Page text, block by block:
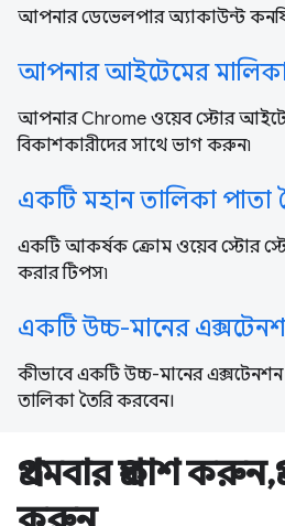
আপনার ডেভেলপার অ্যাকাউন্ট
আপনার আইটেমের
আপনার Chrome ওয়েব স্টোর
বিকাশকারীদের সাথে ভাগ করুন৷
একটি মহান তালিকা
একটি আকর্ষক ক্রোম ওয়েব স্টোর
করার টিপস৷
একটি উচ্চ-মানের
কীভাবে একটি উচ্চ-মানের
তালিকা তৈরি করবেন।
প্রথমবার প্রকাশ